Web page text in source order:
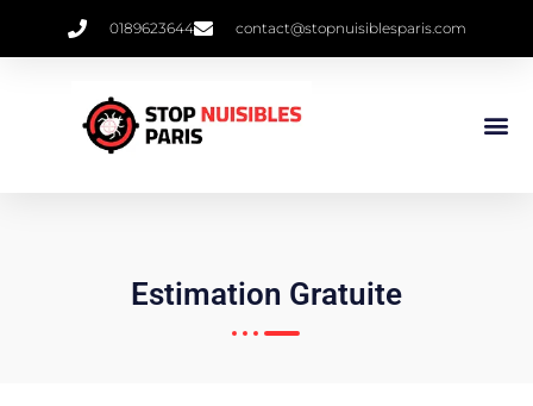
0189623644 contact@stopnuisiblesparis.com
Estimation Gratuite